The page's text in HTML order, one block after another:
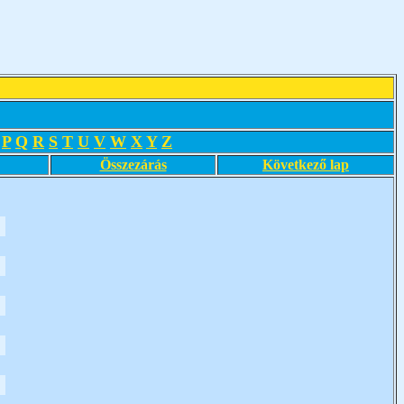
P Q R S T U V W X Y Z
Összezárás Következő lap